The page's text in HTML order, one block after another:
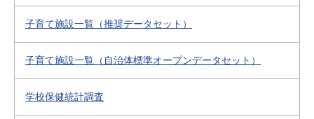
子育て施設一覧（推奨データセット）
子育て施設一覧（自治体標準オープンデータセット）
学校保健統計調査